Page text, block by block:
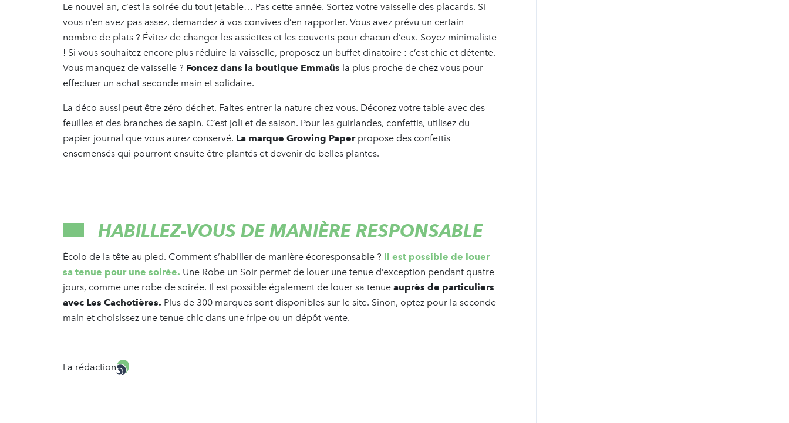
Le nouvel an, c’est la soirée du tout jetable… Pas cette année. Sortez votre vaisselle des placards. Si
vous n’en avez pas assez, demandez à vos convives d’en rapporter. Vous avez prévu un certain
nombre de plats ? Évitez de changer les assiettes et les couverts pour chacun d’eux. Soyez minimaliste
! Si vous souhaitez encore plus réduire la vaisselle, proposez un buffet dinatoire : c’est chic et détente.
Vous manquez de vaisselle ? Foncez dans la boutique Emmaüs la plus proche de chez vous pour
effectuer un achat seconde main et solidaire.
La déco aussi peut être zéro déchet. Faites entrer la nature chez vous. Décorez votre table avec des
feuilles et des branches de sapin. C’est joli et de saison. Pour les guirlandes, confettis, utilisez du
papier journal que vous aurez conservé. La marque Growing Paper propose des confettis
ensemensés qui pourront ensuite être plantés et devenir de belles plantes.
HABILLEZ-VOUS DE MANIÈRE RESPONSABLE
Écolo de la tête au pied. Comment s’habiller de manière écoresponsable ? Il est possible de louer
sa tenue pour une soirée. Une Robe un Soir permet de louer une tenue d’exception pendant quatre
jours, comme une robe de soirée. Il est possible également de louer sa tenue auprès de particuliers
avec Les Cachotières. Plus de 300 marques sont disponibles sur le site. Sinon, optez pour la seconde
main et choisissez une tenue chic dans une fripe ou un dépôt-vente.
La rédaction